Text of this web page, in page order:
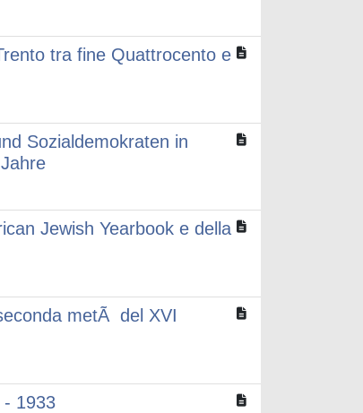
tra fine Quattrocento e
Sozialdemokraten in
Jewish Yearbook e della
metÃ del XVI
- 1933